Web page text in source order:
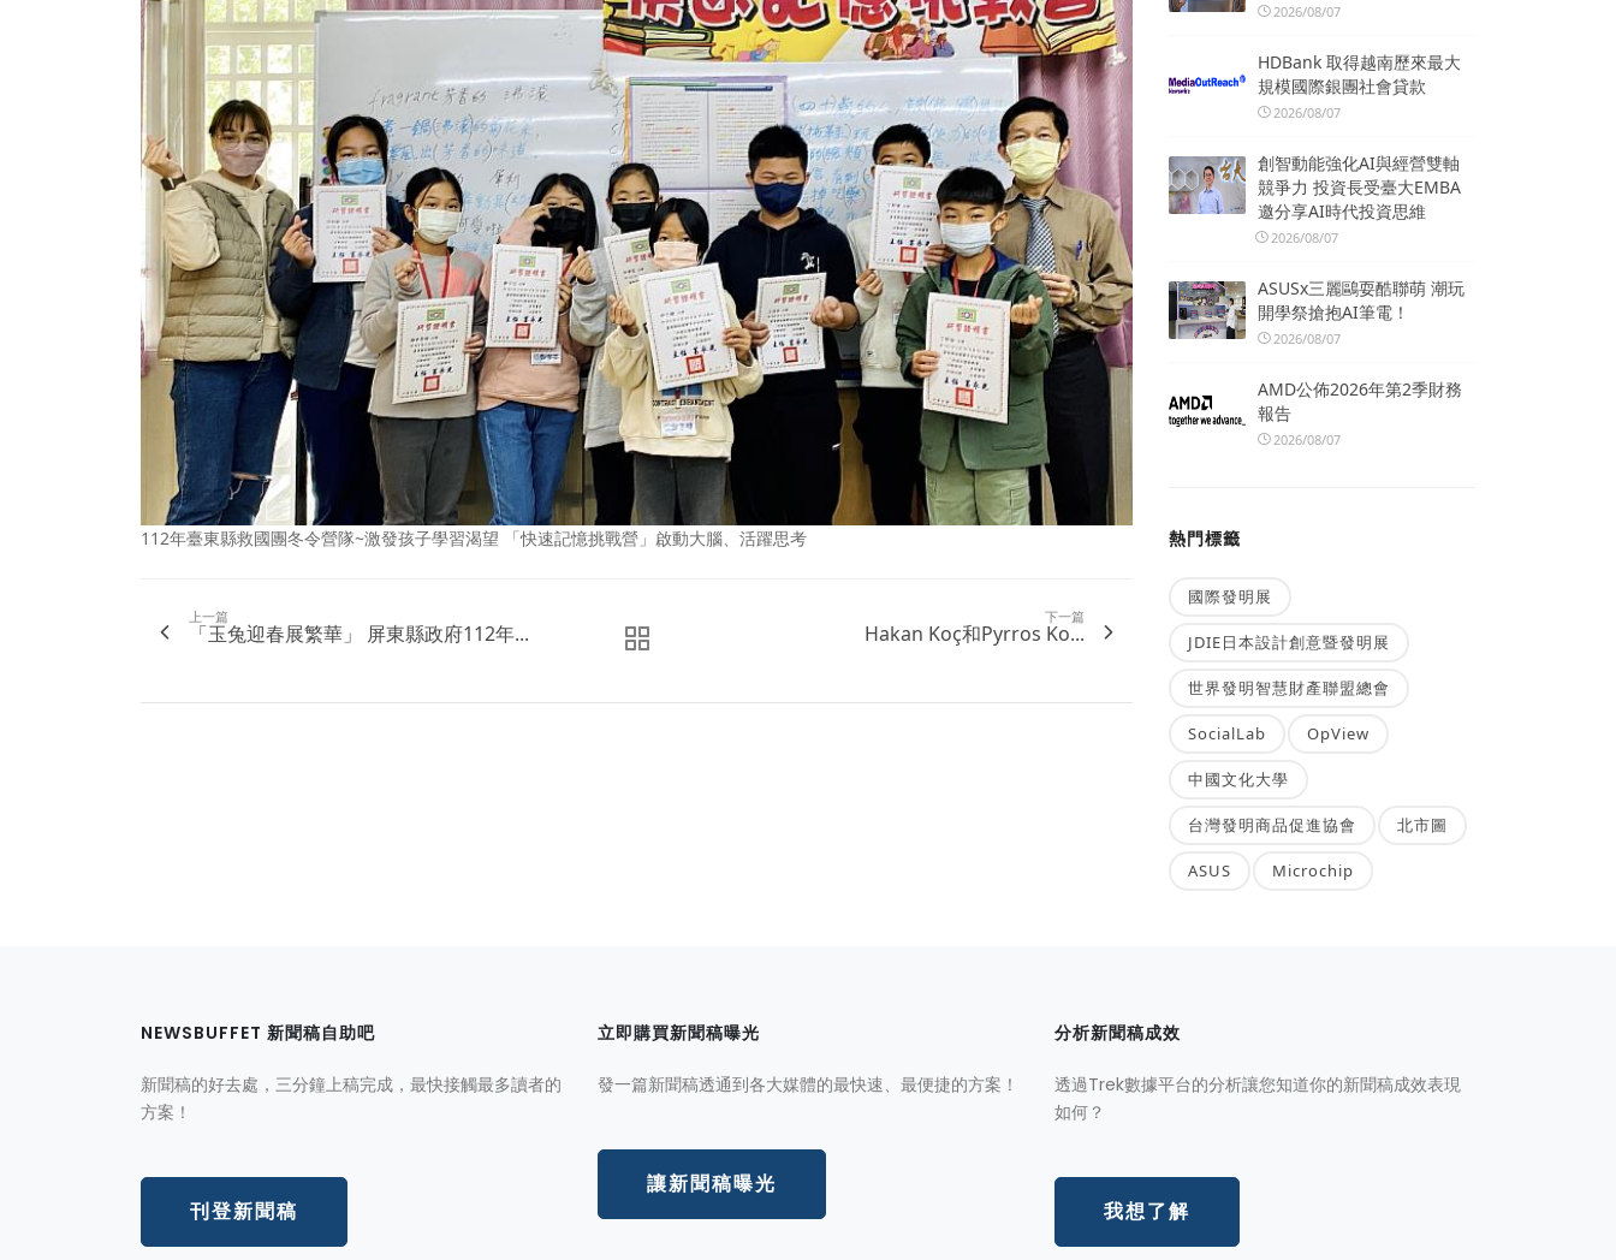
112年臺東縣救國團冬令營隊~激發孩子學習渴望 「快速記憶挑戰營」啟動大腦、活躍思考
上一篇
「玉兔迎春展繁華」 屏東縣政府112年...
下一篇
Hakan Koç和Pyrros Ko...
2026/08/07
HDBank 取得越南歷來最大
規模國際銀團社會貸款
2026/08/07
創智動能強化AI與經營雙軸
競爭力 投資長受臺大EMBA
邀分享AI時代投資思維
2026/08/07
ASUSx三麗鷗耍酷聯萌 潮玩
開學祭搶抱AI筆電！
2026/08/07
AMD公佈2026年第2季財務
報告
2026/08/07
熱門標籤
國際發明展
JDIE日本設計創意暨發明展
世界發明智慧財產聯盟總會
SocialLab OpView
中國文化大學
台灣發明商品促進協會 北市圖
ASUS Microchip
NEWSBUFFET 新聞稿自助吧
新聞稿的好去處，三分鐘上稿完成，最快接觸最多讀者的
方案！
刊登新聞稿
立即購買新聞稿曝光
發一篇新聞稿透通到各大媒體的最快速、最便捷的方案！
讓新聞稿曝光
分析新聞稿成效
透過Trek數據平台的分析讓您知道你的新聞稿成效表現
如何？
我想了解